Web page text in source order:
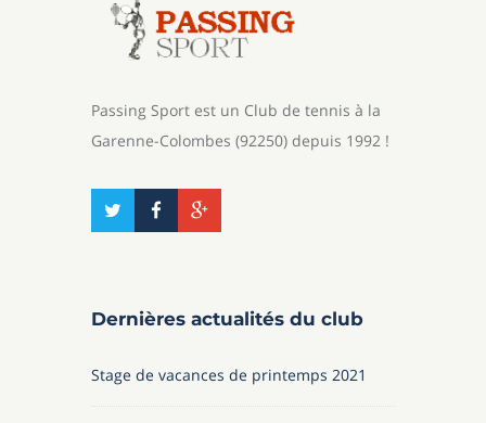
Passing Sport est un Club de tennis à la
Garenne-Colombes (92250) depuis 1992 !
Dernières actualités du club
Stage de vacances de printemps 2021